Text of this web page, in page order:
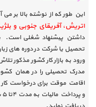
این طور که از نوشته بالا بر می
اتریش، آفریقای جنوبی و
داشتن پیشنهاد شغلی است.
تحصیل یا شرکت در دوره­ های
ورود به بازار کار کشور مذکور
مدرک تحصیلی را در همان
اقامت موقت برای درخواست
و پرداخت مالیات به مدت۴تا ۵